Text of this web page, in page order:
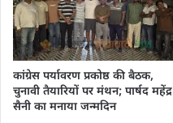
कांग्रेस पर्यावरण प्रकोष्ठ की बैठक,
चुनावी तैयारियों पर मंथन; पार्षद महेंद्र
सैनी का मनाया जन्मदिन